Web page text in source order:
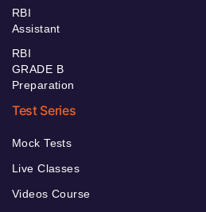
RBI
Assistant
RBI
GRADE B
Preparation
Test Series
Mock Tests
Live Classes
Videos Course